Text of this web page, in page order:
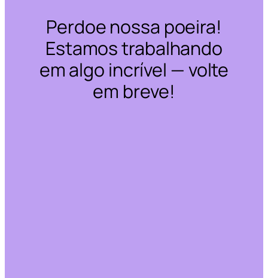
Perdoe nossa poeira!
Estamos trabalhando
em algo incrível — volte
em breve!